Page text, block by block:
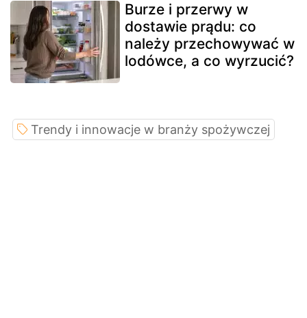
Burze i przerwy w
dostawie prądu: co
należy przechowywać w
lodówce, a co wyrzucić?
Trendy i innowacje w branży spożywczej